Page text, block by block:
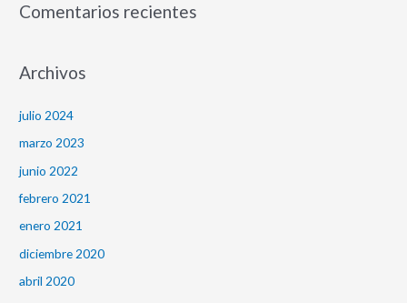
Comentarios recientes
Archivos
julio 2024
marzo 2023
junio 2022
febrero 2021
enero 2021
diciembre 2020
abril 2020